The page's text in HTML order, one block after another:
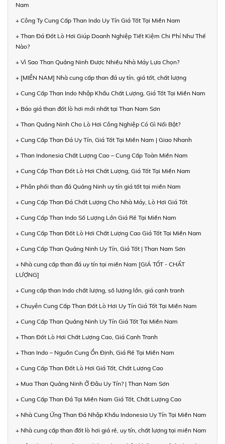
Nam
+ Công Ty Cung Cấp Than Indo Uy Tín Giá Tốt Tại Miền Nam
+ Than Đá Đốt Lò Hơi Giúp Doanh Nghiệp Tiết Kiệm Chi Phí Như Thế
Nào?
+ Vì Sao Than Quảng Ninh Được Nhiều Nhà Máy Lựa Chọn?
+ [MIỀN NAM] Nhà cung cấp than đá uy tín, giá tốt, chất lượng
+ Cung Cấp Than Indo Nhập Khẩu Chất Lượng, Giá Tốt Tại Miền Nam
+ Báo giá than đốt lò hơi mới nhất tại Than Nam Sơn
+ Than Quảng Ninh Cho Lò Hơi Công Nghiệp Có Gì Nổi Bật?
+ Cung Cấp Than Đá Uy Tín, Giá Tốt Tại Miền Nam | Giao Nhanh
+ Than Indonesia Chất Lượng Cao – Cung Cấp Toàn Miền Nam
+ Cung Cấp Than Đốt Lò Hơi Chất Lượng, Giá Tốt Tại Miền Nam
+ Phân phối than đá Quảng Ninh uy tín giá tốt tại miền Nam
+ Cung Cấp Than Đá Chất Lượng Cho Nhà Máy, Lò Hơi Giá Tốt
+ Cung Cấp Than Indo Số Lượng Lớn Giá Rẻ Tại Miền Nam
+ Cung Cấp Than Đốt Lò Hơi Chất Lượng Cao Giá Tốt Tại Miền Nam
+ Cung Cấp Than Quảng Ninh Uy Tín, Giá Tốt | Than Nam Sơn
+ Nhà cung cấp than đá uy tín tại miền Nam [GIÁ TỐT - CHẤT
LƯỢNG]
+ Cung cấp than Indo chất lượng, số lượng lớn, giá cạnh tranh
+ Chuyên Cung Cấp Than Đốt Lò Hơi Uy Tín Giá Tốt Tại Miền Nam
+ Cung Cấp Than Quảng Ninh Uy Tín Giá Tốt Tại Miền Nam
+ Than Đốt Lò Hơi Chất Lượng Cao, Giá Cạnh Tranh
+ Than Indo – Nguồn Cung Ổn Định, Giá Rẻ Tại Miền Nam
+ Cung Cấp Than Đốt Lò Hơi Giá Tốt, Chất Lượng Cao
+ Mua Than Quảng Ninh Ở Đâu Uy Tín? | Than Nam Sơn
+ Cung Cấp Than Đá Tại Miền Nam Giá Tốt, Chất Lượng Cao
+ Nhà Cung Ứng Than Đá Nhập Khẩu Indonesia Uy Tín Tại Miền Nam
+ Nhà cung cấp than đốt lò hơi giá rẻ, uy tín, chất lượng tại miền Nam